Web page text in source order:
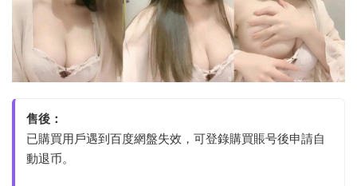
售後：
已購買用戶遇到百度網盤失效，可登錄購買賬号後申請自
動退币。